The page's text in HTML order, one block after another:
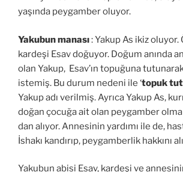
yaşında peygamber oluyor.
Yakubun manası: Yakup As ikiz oluyor.
kardeşi Esav doğuyor. Doğum anında
olan Yakup, Esav’ın topuğuna
istemiş. Bu durum nedeni ile ‘topuk
Yakup adı verilmiş. Ayrıca Yakup As,
doğan çocuğa ait olan peygamber olma
dan alıyor. Annesinin yardımı ile de,
İshakı kandırıp, peygamberlik hakkını
Yakubun abisi Esav, kardeşi ve